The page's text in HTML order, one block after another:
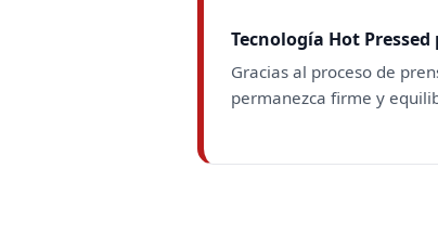
Tecnología Hot
Gracias al proceso de
permanezca firme y